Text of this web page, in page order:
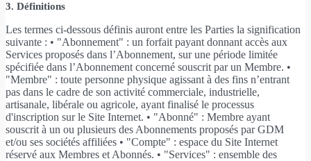
3. Définitions
Les termes ci-dessous définis auront entre les Parties la signification
suivante : • "Abonnement" : un forfait payant donnant accès aux
Services proposés dans l’Abonnement, sur une période limitée
spécifiée dans l’Abonnement concerné souscrit par un Membre. •
"Membre" : toute personne physique agissant à des fins n’entrant
pas dans le cadre de son activité commerciale, industrielle,
artisanale, libérale ou agricole, ayant finalisé le processus
d'inscription sur le Site Internet. • "Abonné" : Membre ayant
souscrit à un ou plusieurs des Abonnements proposés par GDM
et/ou ses sociétés affiliées • "Compte" : espace du Site Internet
réservé aux Membres et Abonnés. • "Services" : ensemble des